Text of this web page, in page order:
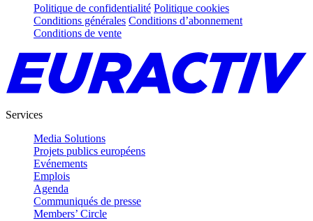
Politique de confidentialité Politique cookies
Conditions générales Conditions d’abonnement
Conditions de vente
Services
Media Solutions
Projets publics européens
Evénements
Emplois
Agenda
Communiqués de presse
Members’ Circle